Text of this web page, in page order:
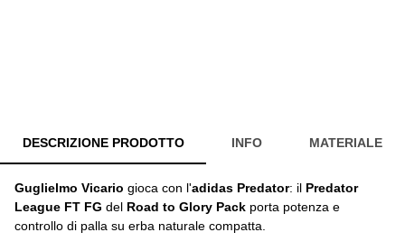
DESCRIZIONE PRODOTTO INFO MATERIALE
Guglielmo Vicario gioca con l'adidas Predator: il Predator
League FT FG del Road to Glory Pack porta potenza e
controllo di palla su erba naturale compatta.